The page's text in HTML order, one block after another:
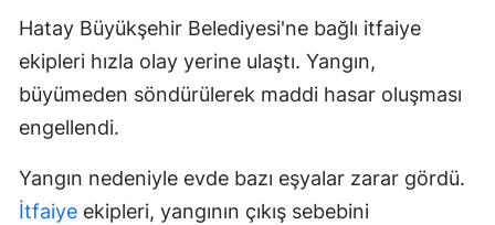
Hatay Büyükşehir Belediyesi'ne bağlı itfaiye
ekipleri hızla olay yerine ulaştı. Yangın,
büyümeden söndürülerek maddi hasar oluşması
engellendi.
Yangın nedeniyle evde bazı eşyalar zarar gördü.
İtfaiye ekipleri, yangının çıkış sebebini